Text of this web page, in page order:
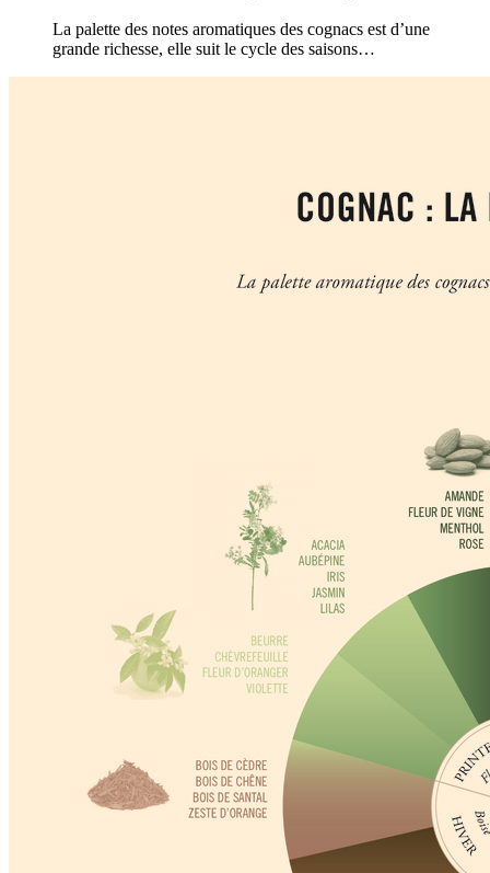
La palette des notes aromatiques des cognacs est d’une
grande richesse, elle suit le cycle des saisons…